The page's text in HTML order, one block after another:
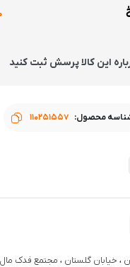
0
این کالا پرسش ثبت کنید
محصول: 110251557
خیابان گلستان ، مجتمع فدک مال